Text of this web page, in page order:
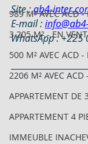
989 M² AVEC ACD
3 205 M² - EN
500 M² AVEC ACD
2206 M² AVEC ACD
APPARTEMENT DE
APPARTEMENT 4
IMMEUBLE
Site : ab4-
E-mail :
WhatsApp : +225